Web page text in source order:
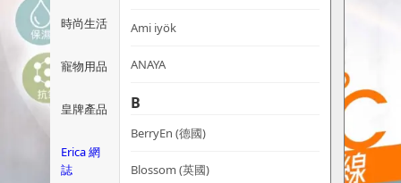
時尚生活
寵物用品
皇牌產品
Erica 網
誌
Ami iyök
ANAYA
B
BerryEn (德國)
Blossom (英國)